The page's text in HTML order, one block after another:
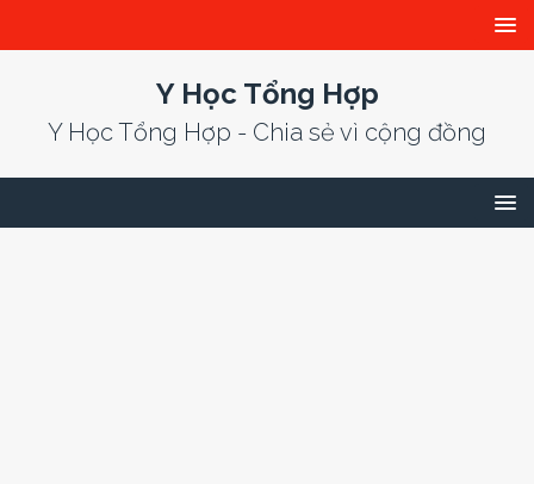
Y Học Tổng Hợp
Y Học Tổng Hợp - Chia sẻ vì cộng đồng